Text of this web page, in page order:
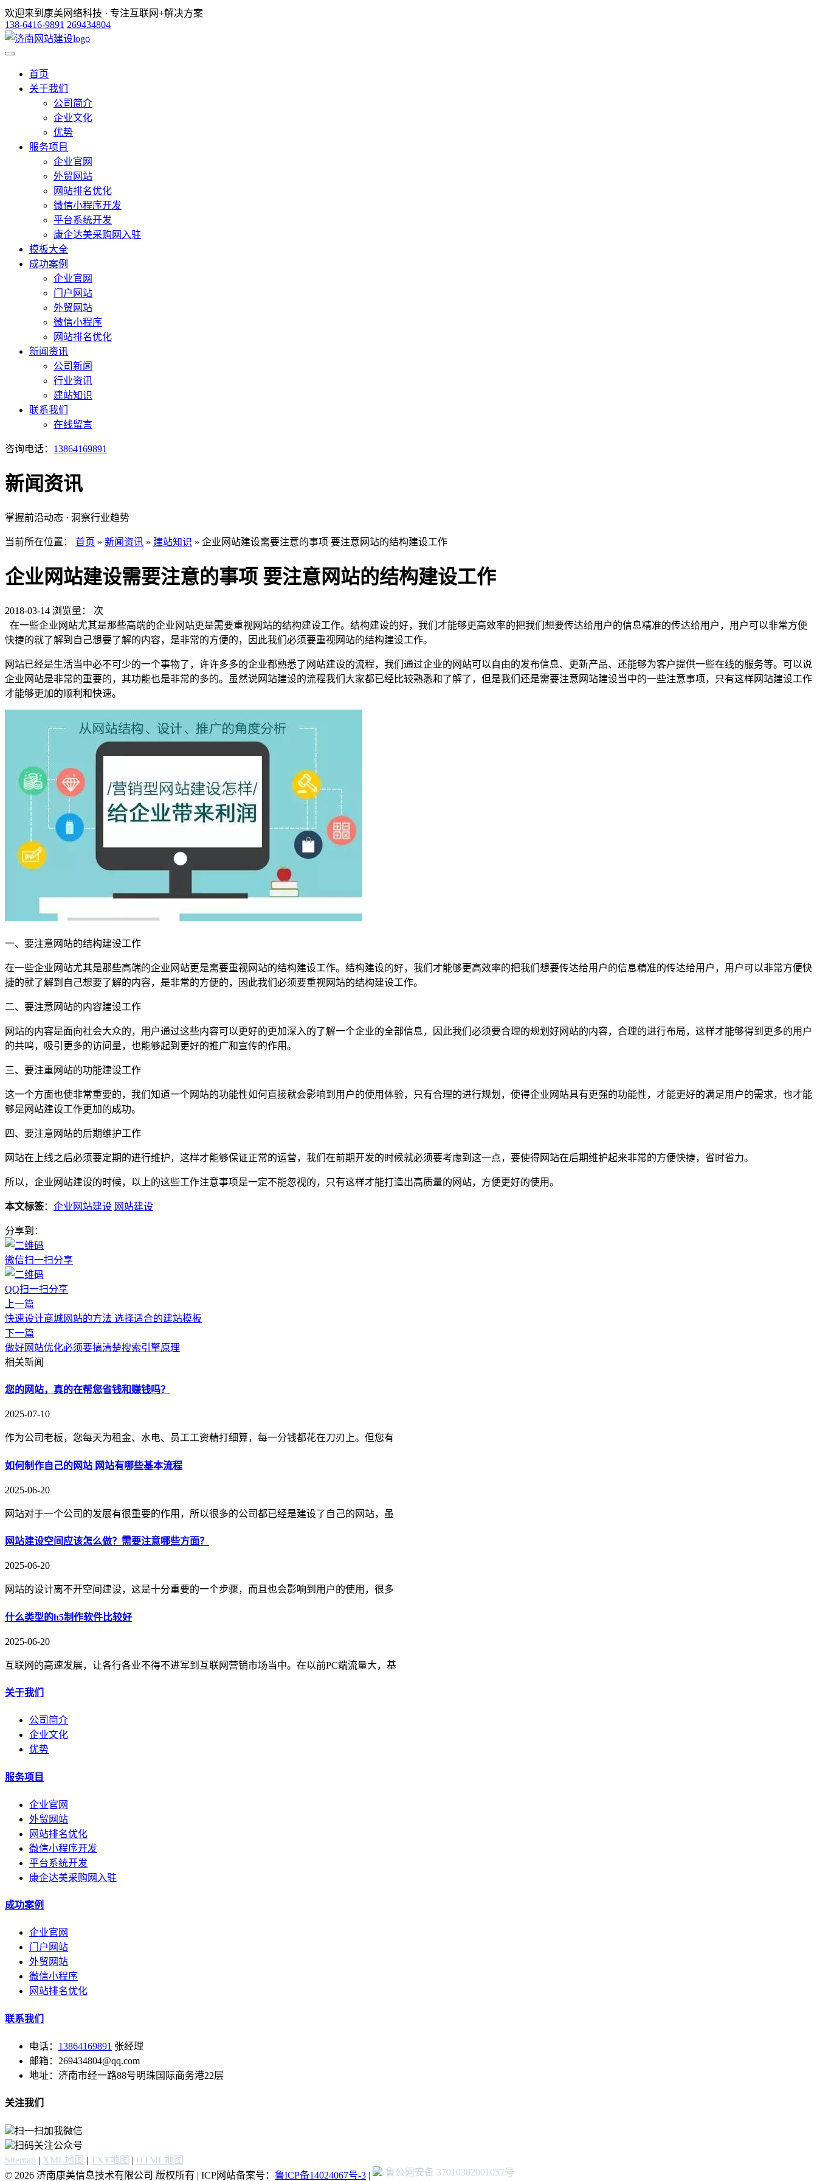
欢迎来到康美网络科技 · 专注互联网+解决方案
138-6416-9891 269434804
首页
关于我们
公司简介
企业文化
优势
服务项目
企业官网
外贸网站
网站排名优化
微信小程序开发
平台系统开发
康企达美采购网入驻
模板大全
成功案例
企业官网
门户网站
外贸网站
微信小程序
网站排名优化
新闻资讯
公司新闻
行业资讯
建站知识
联系我们
在线留言
咨询电话： 13864169891
新闻资讯
掌握前沿动态 · 洞察行业趋势
当前所在位置： 首页 » 新闻资讯 » 建站知识 » 企业网站建设需要注意的事项 要注意网站的结构建设工作
企业网站建设需要注意的事项 要注意网站的结构建设工作
2018-03-14 浏览量：
次
在一些企业网站尤其是那些高端的企业网站更是需要重视网站的结构建设工作。结构建设的好，我们才能够更高效率的把我们想要传达给用户的信息精准的传达给用户，用户可以非常方便
快捷的就了解到自己想要了解的内容，是非常的方便的，因此我们必须要重视网站的结构建设工作。
网站已经是生活当中必不可少的一个事物了，许许多多的企业都熟悉了网站建设的流程，我们通过企业的网站可以自由的发布信息、更新产品、还能够为客户提供一些在线的服务等。可以说
企业网站是非常的重要的，其功能也是非常的多的。虽然说网站建设的流程我们大家都已经比较熟悉和了解了，但是我们还是需要注意网站建设当中的一些注意事项，只有这样网站建设工作
才能够更加的顺利和快速。
一、要注意网站的结构建设工作
在一些企业网站尤其是那些高端的企业网站更是需要重视网站的结构建设工作。结构建设的好，我们才能够更高效率的把我们想要传达给用户的信息精准的传达给用户，用户可以非常方便快
捷的就了解到自己想要了解的内容，是非常的方便的，因此我们必须要重视网站的结构建设工作。
二、要注意网站的内容建设工作
网站的内容是面向社会大众的，用户通过这些内容可以更好的更加深入的了解一个企业的全部信息，因此我们必须要合理的规划好网站的内容，合理的进行布局，这样才能够得到更多的用户
的共鸣，吸引更多的访问量，也能够起到更好的推广和宣传的作用。
三、要注重网站的功能建设工作
这一个方面也使非常重要的，我们知道一个网站的功能性如何直接就会影响到用户的使用体验，只有合理的进行规划，使得企业网站具有更强的功能性，才能更好的满足用户的需求，也才能
够是网站建设工作更加的成功。
四、要注意网站的后期维护工作
网站在上线之后必须要定期的进行维护，这样才能够保证正常的运营，我们在前期开发的时候就必须要考虑到这一点，要使得网站在后期维护起来非常的方便快捷，省时省力。
所以，企业网站建设的时候，以上的这些工作注意事项是一定不能忽视的，只有这样才能打造出高质量的网站，方便更好的使用。
本文标签： 企业网站建设 网站建设
分享到：
微信扫一扫分享
QQ扫一扫分享
上一篇
快速设计商城网站的方法 选择适合的建站模板
下一篇
做好网站优化必须要搞清楚搜索引擎原理
相关新闻
您的网站，真的在帮您省钱和赚钱吗？
2025-07-10
作为公司老板，您每天为租金、水电、员工工资精打细算，每一分钱都花在刀刃上。但您有
如何制作自己的网站 网站有哪些基本流程
2025-06-20
网站对于一个公司的发展有很重要的作用，所以很多的公司都已经是建设了自己的网站，虽
网站建设空间应该怎么做？需要注意哪些方面？
2025-06-20
网站的设计离不开空间建设，这是十分重要的一个步骤，而且也会影响到用户的使用，很多
什么类型的h5制作软件比较好
2025-06-20
互联网的高速发展，让各行各业不得不进军到互联网营销市场当中。在以前PC端流量大，基
关于我们
公司简介
企业文化
优势
服务项目
企业官网
外贸网站
网站排名优化
微信小程序开发
平台系统开发
康企达美采购网入驻
成功案例
企业官网
门户网站
外贸网站
微信小程序
网站排名优化
联系我们
电话： 13864169891 张经理
邮箱：269434804@qq.com
地址：济南市经一路88号明珠国际商务港22层
关注我们
扫一扫加我微信
扫码关注公众号
Sitemap | XML地图 | TXT地图 | HTML地图
© 2026 济南康美信息技术有限公司 版权所有 | ICP网站备案号： 鲁ICP备14024067号-3 | 鲁公网安备 37010302001057号